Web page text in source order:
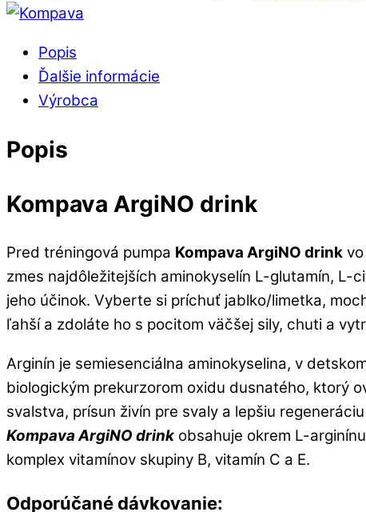
Popis
Ďalšie informácie
Výrobca
Popis
Kompava ArgiNO drink
Pred tréningová pumpa Kompava ArgiNO drink
zmes najdôležitejších aminokyselín L-glutamín, L-
jeho účinok. Vyberte si príchuť jablko/limetka,
ľahší a zdoláte ho s pocitom väčšej sily, chuti a
Arginín je semiesenciálna aminokyselina, v
biologickým prekurzorom oxidu dusnatého, ktorý
svalstva, prísun živín pre svaly a lepšiu
Kompava ArgiNO drink obsahuje okrem L-
komplex vitamínov skupiny B, vitamín C a E.
Odporúčané dávkovanie: